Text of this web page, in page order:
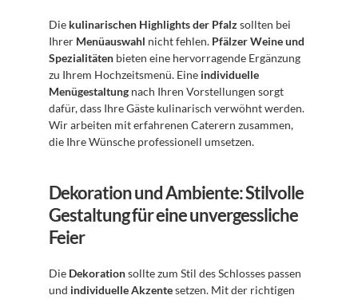
Die kulinarischen Highlights der Pfalz sollten bei
Ihrer Menüauswahl nicht fehlen. Pfälzer Weine und
Spezialitäten bieten eine hervorragende Ergänzung
zu Ihrem Hochzeitsmenü. Eine individuelle
Menügestaltung nach Ihren Vorstellungen sorgt
dafür, dass Ihre Gäste kulinarisch verwöhnt werden.
Wir arbeiten mit erfahrenen Caterern zusammen,
die Ihre Wünsche professionell umsetzen.
Dekoration und Ambiente: Stilvolle
Gestaltung für eine unvergessliche
Feier
Die Dekoration sollte zum Stil des Schlosses passen
und individuelle Akzente setzen. Mit der richtigen